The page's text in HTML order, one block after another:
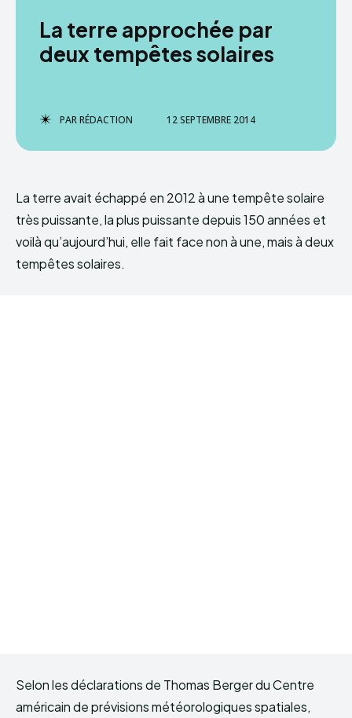
La terre approchée par
deux tempêtes solaires
PARRÉDACTION 12 SEPTEMBRE 2014
La terre avait échappé en 2012 à une tempête solaire
très puissante, la plus puissante depuis 150 années et
voilà qu’aujourd’hui, elle fait face non à une, mais à deux
tempêtes solaires.
Selon les déclarations de Thomas Berger du Centre
américain de prévisions météorologiques spatiales,